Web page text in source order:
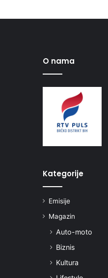
O nama
Kategorije
Emisije
Magazin
Auto-moto
Biznis
Kultura